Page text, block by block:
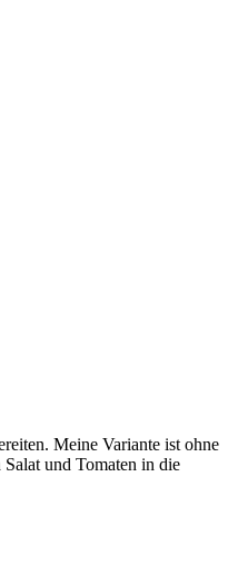
Meine Variante ist ohne
und Tomaten in die